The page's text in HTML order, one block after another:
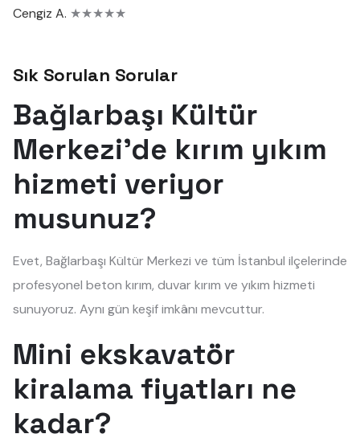
Cengiz A. ★★★★★
Sık Sorulan Sorular
Bağlarbaşı Kültür
Merkezi'de kırım yıkım
hizmeti veriyor
musunuz?
Evet, Bağlarbaşı Kültür Merkezi ve tüm İstanbul ilçelerinde
profesyonel beton kırım, duvar kırım ve yıkım hizmeti
sunuyoruz. Aynı gün keşif imkânı mevcuttur.
Mini ekskavatör
kiralama fiyatları ne
kadar?